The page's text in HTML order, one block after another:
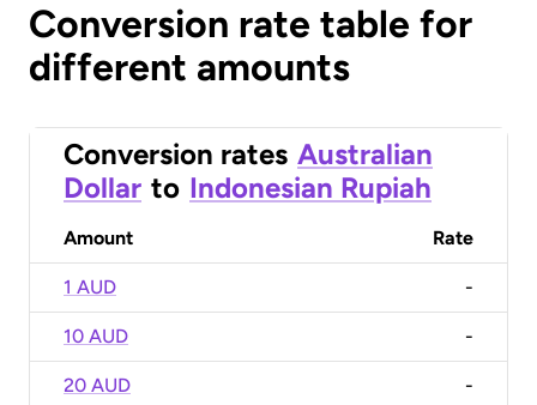
Conversion rate table for
different amounts
Conversion rates Australian
Dollar to Indonesian Rupiah
Amount Rate
1 AUD -
10 AUD -
20 AUD -